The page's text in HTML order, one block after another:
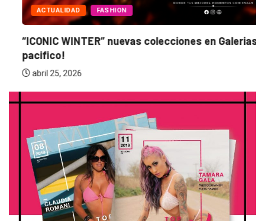
ACTUALIDAD FASHION
“ICONIC WINTER” nuevas colecciones en Galerias
pacifico!
abril 25, 2026